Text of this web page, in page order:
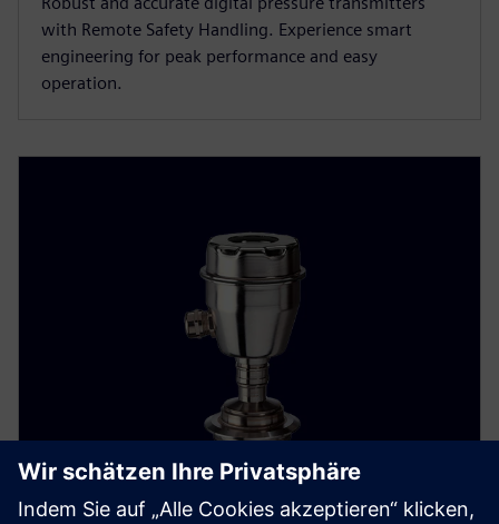
with Remote Safety Handling. Experience smart
engineering for peak performance and easy
operation.